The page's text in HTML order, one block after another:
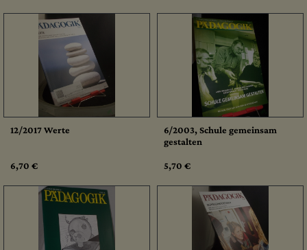
12/2017 Werte
6,70 €
6/2003, Schule gemeinsam
gestalten
5,70 €